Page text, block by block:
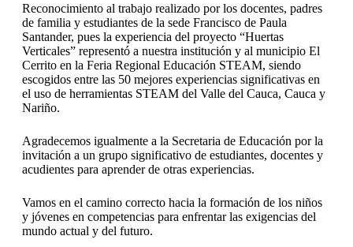
Reconocimiento al trabajo realizado por los docentes, padres
de familia y estudiantes de la sede Francisco de Paula
Santander, pues la experiencia del proyecto “Huertas
Verticales” representó a nuestra institución y al municipio El
Cerrito en la Feria Regional Educación STEAM, siendo
escogidos entre las 50 mejores experiencias significativas en
el uso de herramientas STEAM del Valle del Cauca, Cauca y
Nariño.
Agradecemos igualmente a la Secretaria de Educación por la
invitación a un grupo significativo de estudiantes, docentes y
acudientes para aprender de otras experiencias.
Vamos en el camino correcto hacia la formación de los niños
y jóvenes en competencias para enfrentar las exigencias del
mundo actual y del futuro.